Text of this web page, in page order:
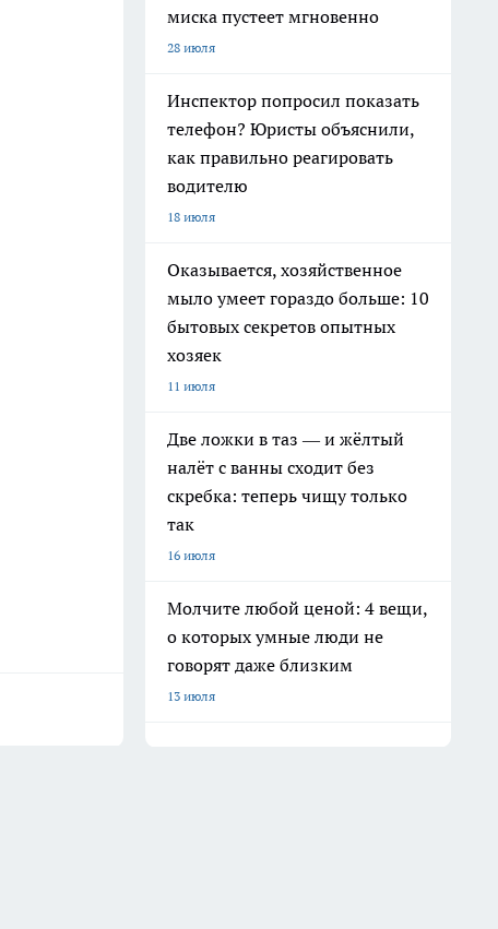
миска пустеет мгновенно
28 июля
Инспектор попросил показать
телефон? Юристы объяснили,
как правильно реагировать
водителю
18 июля
Оказывается, хозяйственное
мыло умеет гораздо больше: 10
бытовых секретов опытных
хозяек
11 июля
Две ложки в таз — и жёлтый
налёт с ванны сходит без
скребка: теперь чищу только
так
16 июля
Молчите любой ценой: 4 вещи,
о которых умные люди не
говорят даже близким
13 июля